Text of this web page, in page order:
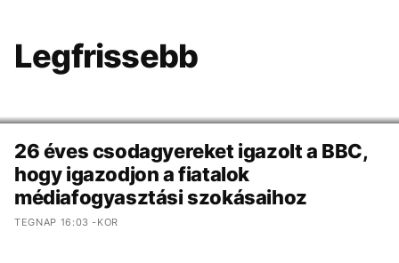
Legfrissebb
26 éves csodagyereket igazolt a BBC,
hogy igazodjon a fiatalok
médiafogyasztási szokásaihoz
TEGNAP 16:03 -KOR